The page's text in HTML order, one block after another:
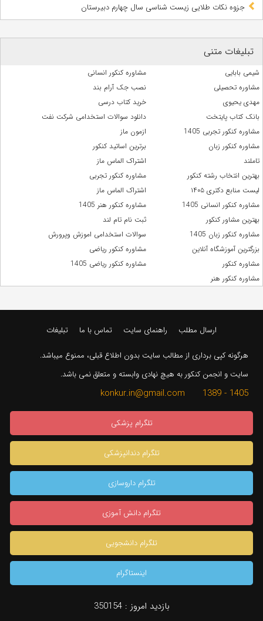
جزوه نکات طلایی زیست شناسی سال چهارم دبیرستان
تبلیغات متنی
شیمی بابایی
مشاوره کنکور انسانی
مشاوره تحصیلی
نصب جک آرام بند
مهدی یحیوی
خرید کتاب درسی
بانک کتاب پایتخت
دانلود سوالات استخدامی شرکت نفت
مشاوره کنکور تجربی 1405
ازمون ماز
مشاوره کنکور زبان
برترین اساتید کنکور
تاملند
اشتراک الماس ماز
بهترین انتخاب رشته کنکور
مشاوره کنکور تجربی
لیست منابع دکتری ۱۴۰۵
اشتراک الماس ماز
مشاوره کنکور انسانی 1405
مشاوره کنکور هنر 1405
بهترین مشاور کنکور
ثبت نام تام لند
مشاوره کنکور زبان 1405
سوالات استخدامی اموزش وپرورش
بزرگترین آموزشگاه آنلاین
مشاوره کنکور ریاضی
مشاوره کنکور
مشاوره کنکور ریاضی 1405
مشاوره کنکور هنر
ارسال مطلب راهنمای سایت تماس با ما تبلیغات
هرگونه کپی برداری از مطالب سایت بدون اطلاع قبلی، ممنوع میباشد.
سایت و انجمن کنکور به هیچ نهادی وابسته و متعلق نمی باشد.
1405 - 1389 konkur.in@gmail.com
تلگرام پزشکی
تلگرام دندانپزشکی
تلگرام داروسازی
تلگرام دانش آموزی
تلگرام دانشجویی
اینستاگرام
بازدید امروز :350154